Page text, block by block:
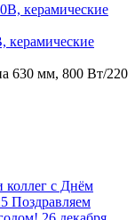
керамические
630 мм, 800 Вт/220
коллег с Днём
Поздравляем